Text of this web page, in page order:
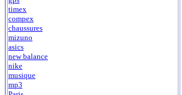
timex
compex
chaussures
mizuno
asics
new balance
nike
musique
mp3